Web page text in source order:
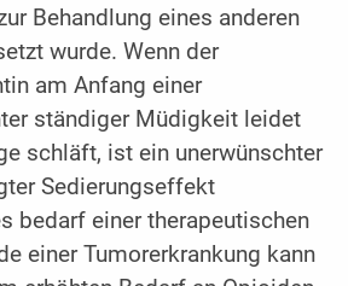
Behandlung eines anderen
wurde. Wenn der
am Anfang einer
ständiger Müdigkeit leidet
schläft, ist ein unerwünschter
Sedierungseffekt
bedarf einer therapeutischen
einer Tumor­erkrankung kann